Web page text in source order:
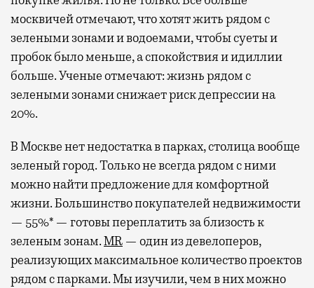
москвичей отмечают, что хотят жить рядом с
зелеными зонами и водоемами, чтобы суеты и
пробок было меньше, а спокойствия и идиллии
больше. Ученые отмечают: жизнь рядом с
зелеными зонами снижает риск депрессии на
20%.
В Москве нет недостатка в парках, столица вообще
зеленый город. Только не всегда рядом с ними
можно найти предложение для комфортной
жизни. Большинство покупателей недвижимости
— 55%* — готовы переплатить за близость к
зеленым зонам.MR — один из девелоперов,
реализующих максимальное количество проектов
рядом с парками. Мы изучили, чем в них можно